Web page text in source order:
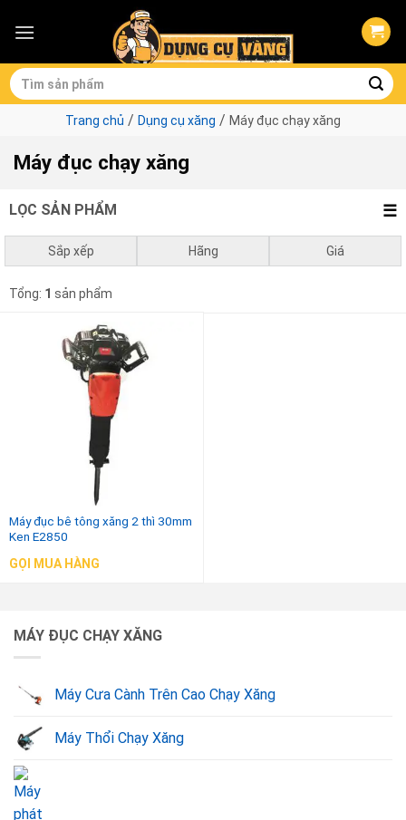
Tìm
kiếm:
Trang chủ / Dụng cụ xăng / Máy đục chạy xăng
Máy đục chạy xăng
LỌC SẢN PHẨM
Sắp xếp
Mặc định
Giá cao đến thấp
Hãng
Ken
Giá
0₫- 1.000.000₫
3.000.000₫-10.000.000
10.000.000₫-0₫
Tổng: 1 sản phẩm
Máy đục bê tông xăng 2 thì 30mm
Ken E2850
GỌI MUA HÀNG
MÁY ĐỤC CHẠY XĂNG
Máy Cưa Cành Trên Cao Chạy Xăng
Máy Thổi Chạy Xăng